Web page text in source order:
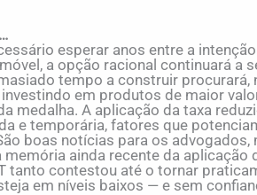
esperar anos entre a
a opção racional continuará a
tempo a construir procurará,
em produtos de maior
medalha. A aplicação da taxa
e temporária, fatores que
boas notícias para os advogados,
ainda recente da aplicação
tanto contestou até o tornar
em níveis baixos — e sem